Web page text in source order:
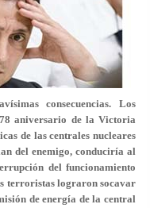
consecuencias. Los
aniversario de la Victoria
de las centrales nucleares
del enemigo, conduciría al
del funcionamiento
terroristas lograron socavar
de energía de la central